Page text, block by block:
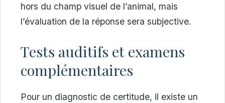
hors du champ visuel de l’animal, mais
l’évaluation de la réponse sera subjective.
Tests auditifs et examens
complémentaires
Pour un diagnostic de certitude, il existe un